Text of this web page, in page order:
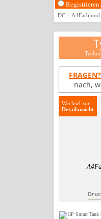
Registrieren
DC A4Farb
FRAGEN?
nach,
Wechsel zur